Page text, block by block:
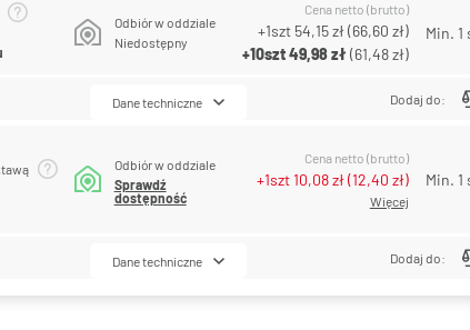
Odbiór w oddziale
Niedostępny
Cena netto (brutto)
+1szt 54,15 zł(66,60 zł)
+10szt49,98 zł(61,48 zł)
Min. 1
Dodaj do:
Dane techniczne
Odbiór w oddziale
Sprawdź
dostępność
Cena netto (brutto)
+1szt10,08 zł(12,40 zł)
Więcej
Min. 1
Dodaj do:
Dane techniczne